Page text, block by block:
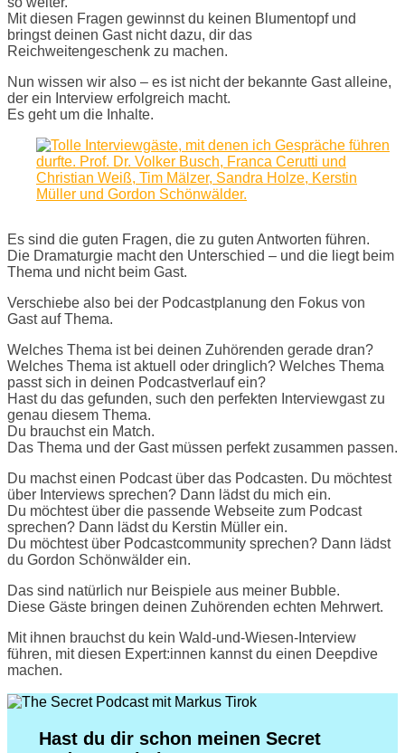
Mit diesen Fragen gewinnst du keinen Blumentopf und
bringst deinen Gast nicht dazu, dir das
Reichweitengeschenk zu machen.
Nun wissen wir also – es ist nicht der bekannte Gast alleine,
der ein Interview erfolgreich macht.
Es geht um die Inhalte.
Es sind die guten Fragen, die zu guten Antworten führen.
Die Dramaturgie macht den Unterschied – und die liegt beim
Thema und nicht beim Gast.
Verschiebe also bei der Podcastplanung den Fokus von
Gast auf Thema.
Welches Thema ist bei deinen Zuhörenden gerade dran?
Welches Thema ist aktuell oder dringlich? Welches Thema
passt sich in deinen Podcastverlauf ein?
Hast du das gefunden, such den perfekten Interviewgast zu
genau diesem Thema.
Du brauchst ein Match.
Das Thema und der Gast müssen perfekt zusammen passen.
Du machst einen Podcast über das Podcasten. Du möchtest
über Interviews sprechen? Dann lädst du mich ein.
Du möchtest über die passende Webseite zum Podcast
sprechen? Dann lädst du Kerstin Müller ein.
Du möchtest über Podcastcommunity sprechen? Dann lädst
du Gordon Schönwälder ein.
Das sind natürlich nur Beispiele aus meiner Bubble.
Diese Gäste bringen deinen Zuhörenden echten Mehrwert.
Mit ihnen brauchst du kein Wald-und-Wiesen-Interview
führen, mit diesen Expert:innen kannst du einen Deepdive
machen.
Hast du dir schon meinen Secret